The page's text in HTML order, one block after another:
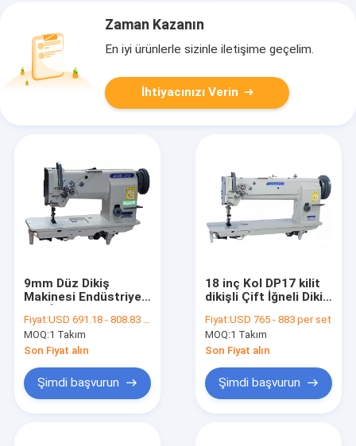
Zaman Kazanın
En iyi ürünlerle sizinle iletişime geçelim.
İhtiyacınızı Verin
9mm Düz Dikiş
Makinesi Endüstriyel
Makinesi
Fiyat:USD 691.18 - 808.83 per set
MOQ:1 Takım
Son Fiyat alın
Şimdi başvurun
18 inç Kol DP17 kilit
dikişli Çift İğneli Dikiş
Fiyat:USD 765 - 883 per set
MOQ:1 Takım
Son Fiyat alın
Şimdi başvurun